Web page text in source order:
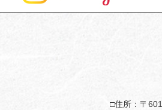
住所：〒